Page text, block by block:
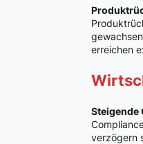
erreichen
Steigende
verzögern